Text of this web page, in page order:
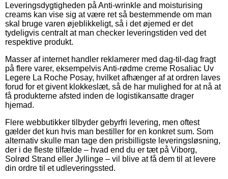
Leveringsdygtigheden på Anti-wrinkle and moisturising
creams kan vise sig at være ret så bestemmende om man
skal bruge varen øjeblikkeligt, så i det øjemed er det
tydeligvis centralt at man checker leveringstiden ved det
respektive produkt.
Masser af internet handler reklamerer med dag-til-dag fragt
på flere varer, eksempelvis Anti-rødme creme Rosaliac Uv
Legere La Roche Posay, hvilket afhænger af at ordren laves
forud for et givent klokkeslæt, så de har mulighed for at nå at
få produkterne afsted inden de logistikansatte drager
hjemad.
Flere webbutikker tilbyder gebyrfri levering, men oftest
gælder det kun hvis man bestiller for en konkret sum. Som
alternativ skulle man tage den prisbilligste leveringsløsning,
der i de fleste tilfælde – hvad end du er tæt på Viborg,
Solrød Strand eller Jyllinge – vil blive at få dem til at levere
din ordre til et udleveringssted.